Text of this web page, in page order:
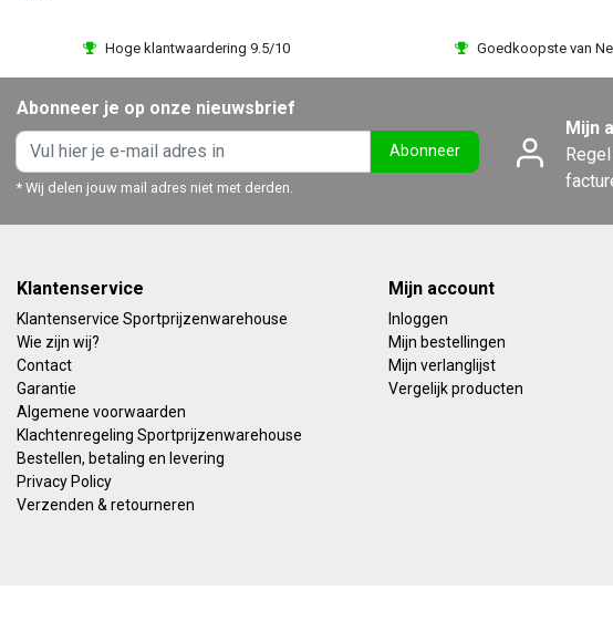
Hoge klantwaardering 9.5/10 Goedkoopste van
Abonneer je op onze nieuwsbrief
Abonneer
* Wij delen jouw mail adres niet met derden.
Mijn
Klantenservice
Klantenservice Sportprijzenwarehouse
Wie zijn wij?
Contact
Garantie
Algemene voorwaarden
Klachtenregeling Sportprijzenwarehouse
Bestellen, betaling en levering
Privacy Policy
Verzenden & retourneren
Mijn account
Inloggen
Mijn bestellingen
Mijn verlanglijst
Vergelijk producten